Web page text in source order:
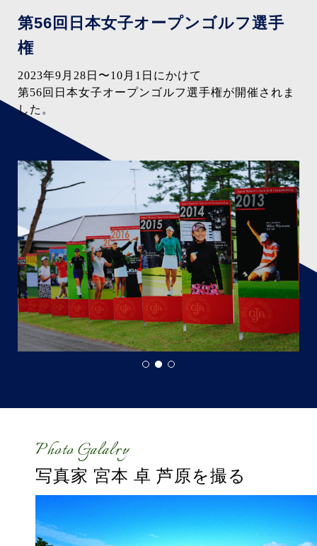
第56回日本女子オープンゴルフ選手
権
2023年9月28日〜10月1日にかけて
第56回日本女子オープンゴルフ選手権が開催されま
した。
Photo Galalry
写真家 宮本 卓 芦原を撮る